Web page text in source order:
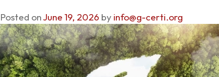
Posted onJune 19, 2026 by info@g-certi.org